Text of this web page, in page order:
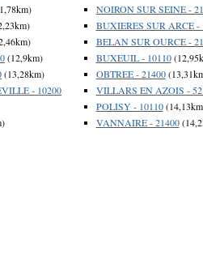
(12,9km)
(13,28km)
- 10200
NOIRON SUR SEINE -
BUXIERES SUR ARCE -
BELAN SUR OURCE -
BUXEUIL - 10110
OBTREE - 21400
VILLARS EN AZOIS -
POLISY - 10110
VANNAIRE - 21400